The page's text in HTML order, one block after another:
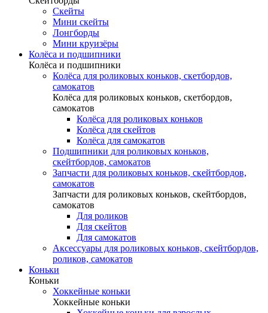
Скейты
Мини скейты
Лонгборды
Мини круизёры
Колёса и подшипники
Колёса и подшипники
Колёса для роликовых коньков, скетбордов,
самокатов
Колёса для роликовых коньков, скетбордов,
самокатов
Колёса для роликовых коньков
Колёса для скейтов
Колёса для самокатов
Подшипники для роликовых коньков,
скейтбордов, самокатов
Запчасти для роликовых коньков, скейтбордов,
самокатов
Запчасти для роликовых коньков, скейтбордов,
самокатов
Для роликов
Для скейтов
Для самокатов
Аксессуары для роликовых коньков, скейтбордов,
роликов, самокатов
Коньки
Коньки
Хоккейные коньки
Хоккейные коньки